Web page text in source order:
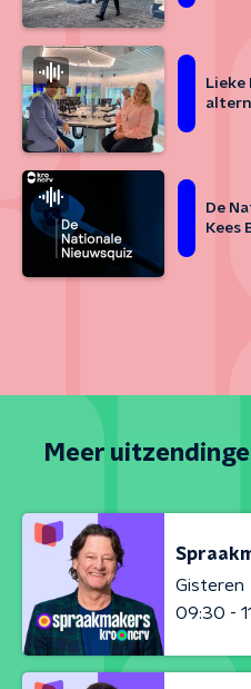
Lieke
De
Kees
Meer
Gisteren
09:30 -